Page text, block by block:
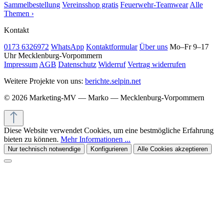
Sammelbestellung Vereinsshop gratis Feuerwehr-Teamwear Alle
Themen ›
Kontakt
0173 6326972 WhatsApp Kontaktformular Über uns Mo–Fr 9–17
Uhr Mecklenburg-Vorpommern
Impressum AGB Datenschutz Widerruf Vertrag widerrufen
Weitere Projekte von uns: berichte.selpin.net
© 2026 Marketing-MV — Marko — Mecklenburg-Vorpommern
Diese Website verwendet Cookies, um eine bestmögliche Erfahrung
bieten zu können. Mehr Informationen ...
Nur technisch notwendige Konfigurieren Alle Cookies akzeptieren